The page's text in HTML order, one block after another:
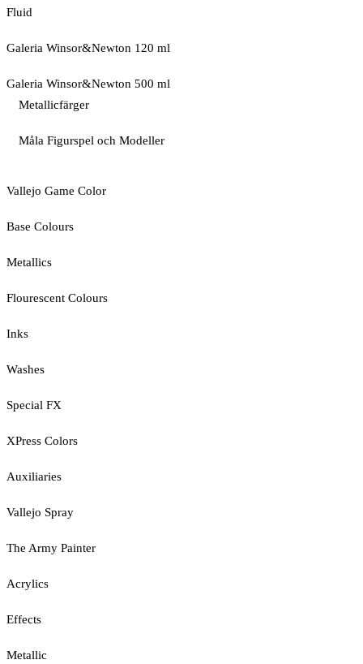
Fluid
Galeria Winsor&Newton 120 ml
Galeria Winsor&Newton 500 ml
Metallicfärger
Måla Figurspel och Modeller
Vallejo Game Color
Base Colours
Metallics
Flourescent Colours
Inks
Washes
Special FX
XPress Colors
Auxiliaries
Vallejo Spray
The Army Painter
Acrylics
Effects
Metallic